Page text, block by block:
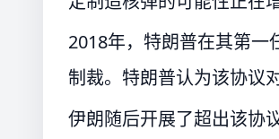
2018年，特朗普在其第
制裁。特朗普认为该协议
伊朗随后开展了超出该协